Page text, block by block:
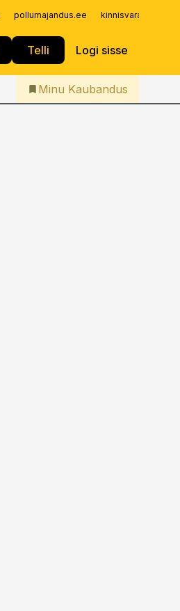
pollumajandus.ee
Telli Logi sisse
Iseteenindus
Telli Kaubandus
Minu Kaubandus